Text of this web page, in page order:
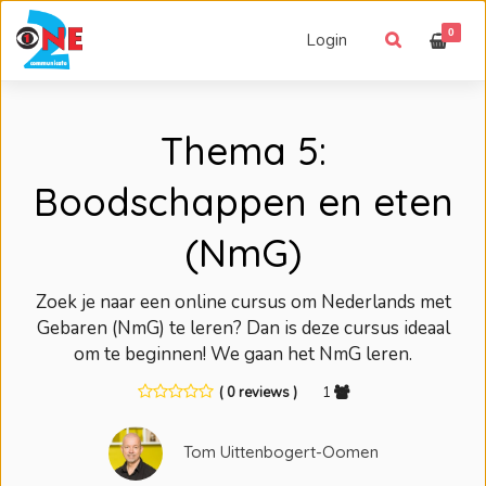
Login 0
Thema 5:
Boodschappen en eten
(NmG)
Zoek je naar een online cursus om Nederlands met
Gebaren (NmG) te leren? Dan is deze cursus ideaal
om te beginnen! We gaan het NmG leren.
( 0 reviews ) 1
Tom Uittenbogert-Oomen